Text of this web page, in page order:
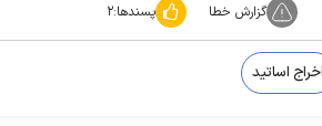
گزارش خطا پسندها:۲
اخراج اساتید